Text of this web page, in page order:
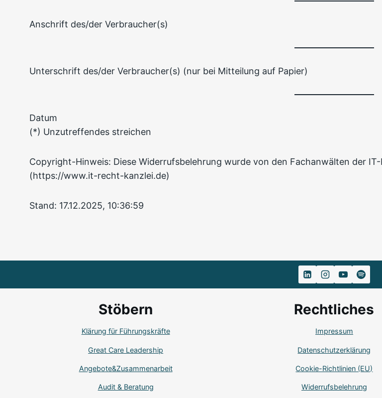
Anschrift des/der Verbraucher(s)
Unterschrift des/der Verbraucher(s) (nur bei Mitteilung auf Papier)
Datum
(*) Unzutreffendes streichen
Copyright-Hinweis: Diese Widerrufsbelehrung wurde von den Fachanwälten der
(https://www.it-recht-kanzlei.de)
Stand: 17.12.2025, 10:36:59
Stöbern
Klärung für Führungskräfte
Great Care Leadership
Angebote&Zusammenarbeit
Audit & Beratung
Rechtliches
Impressum
Datenschutzerklärung
Cookie-Richtlinien (EU)
Widerrufsbelehrung